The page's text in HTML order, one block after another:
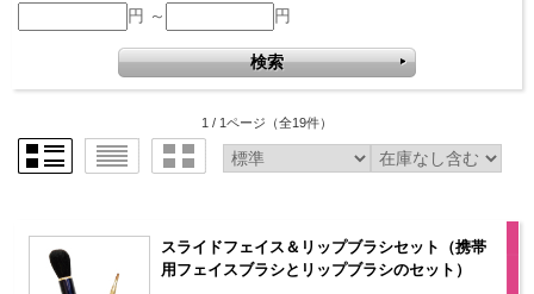
円 ～
円
1 / 1ページ （全19件）
スライドフェイス＆リップブラシセット（携帯
用フェイスブラシとリップブラシのセット）